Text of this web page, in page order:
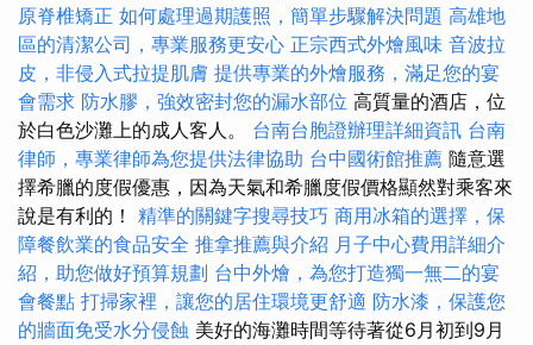
原脊椎矯正 如何處理過期護照，簡單步驟解決問題 高雄地
區的清潔公司，專業服務更安心 正宗西式外燴風味 音波拉
皮，非侵入式拉提肌膚 提供專業的外燴服務，滿足您的宴
會需求 防水膠，強效密封您的漏水部位 高質量的酒店，位
於白色沙灘上的成人客人。 台南台胞證辦理詳細資訊 台南
律師，專業律師為您提供法律協助 台中國術館推薦 隨意選
擇希臘的度假優惠，因為天氣和希臘度假價格顯然對乘客來
說是有利的！ 精準的關鍵字搜尋技巧 商用冰箱的選擇，保
障餐飲業的食品安全 推拿推薦與介紹 月子中心費用詳細介
紹，助您做好預算規劃 台中外燴，為您打造獨一無二的宴
會餐點 打掃家裡，讓您的居住環境更舒適 防水漆，保護您
的牆面免受水分侵蝕 美好的海灘時間等待著從6月初到9月